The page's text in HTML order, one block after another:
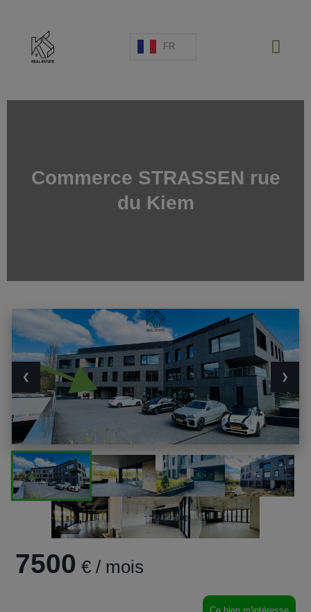
FR
Commerce STRASSEN rue
du Kiem
PROJETS NEUFS
VENTE
LOCATION
❮ ❯
7500 € / mois